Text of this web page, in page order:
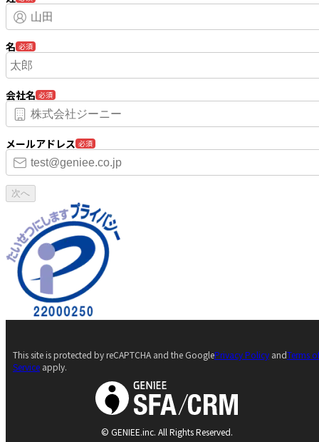
名 必須
会社名 必須
メールアドレス 必須
次へ
© GENIEE.inc. All Rights Reserved.
This site is protected by reCAPTCHA and the GooglePrivacy Policy andTerms
Service apply.